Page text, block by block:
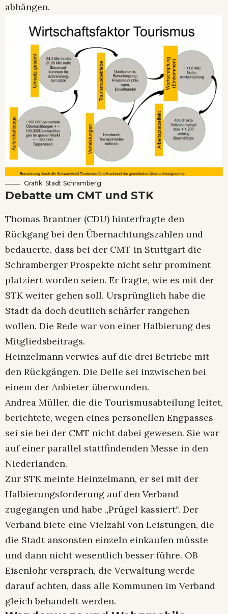
abhängen.
Grafik: Stadt Schramberg
Debatte um CMT und STK
Thomas Brantner (CDU) hinterfragte den
Rückgang bei den Übernachtungszahlen und
bedauerte, dass bei der CMT in Stuttgart die
Schramberger Prospekte nicht sehr prominent
platziert worden seien. Er fragte, wie es mit der
STK weiter gehen soll. Ursprünglich habe die
Stadt da doch deutlich schärfer rangehen
wollen. Die Rede war von einer Halbierung des
Mitgliedsbeitrags.
Heinzelmann verwies auf die drei Betriebe mit
den Rückgängen. Die Delle sei inzwischen bei
einem der Anbieter überwunden.
Andrea Müller, die die Tourismusabteilung leitet,
berichtete, wegen eines personellen Engpasses
sei sie bei der CMT nicht dabei gewesen. Sie war
auf einer parallel stattfindenden Messe in den
Niederlanden.
Zur STK meinte Heinzelmann, er sei mit der
Halbierungsforderung auf den Verband
zugegangen und habe „Prügel kassiert“. Der
Verband biete eine Vielzahl von Leistungen, die
die Stadt ansonsten einzeln einkaufen müsste
und dann nicht wesentlich besser führe. OB
Eisenlohr versprach, die Verwaltung werde
darauf achten, dass alle Kommunen im Verband
gleich behandelt werden.